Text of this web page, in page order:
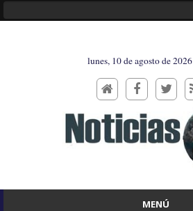
lunes, 10 de agosto de 2026
MENÚ